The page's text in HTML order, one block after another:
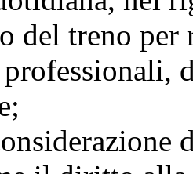
del treno
di